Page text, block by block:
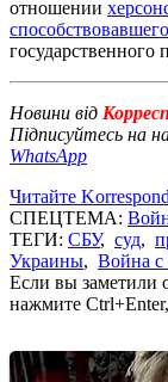
отношении
государственного
Новини від
Підписуйтесь на
WhatsApp
Читайте
СПЕЦТЕМА:
ТЕГИ: СБУ, суд,
Украины, Война с
Если вы заметили
нажмите